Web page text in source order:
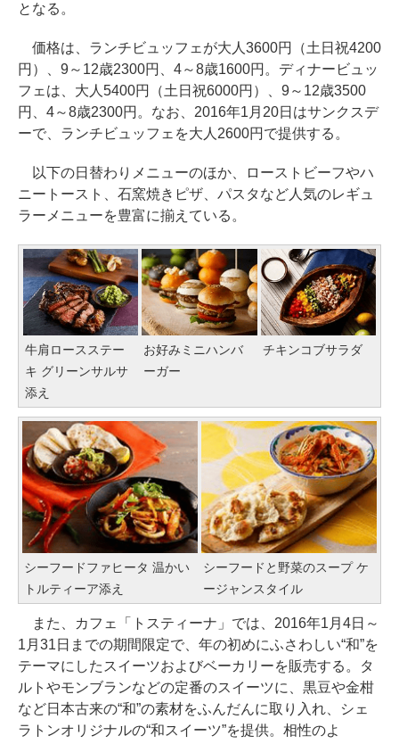
となる。
価格は、ランチビュッフェが大人3600円（土日祝4200
円）、9～12歳2300円、4～8歳1600円。ディナービュッ
フェは、大人5400円（土日祝6000円）、9～12歳3500
円、4～8歳2300円。なお、2016年1月20日はサンクスデ
ーで、ランチビュッフェを大人2600円で提供する。
以下の日替わりメニューのほか、ローストビーフやハ
ニートースト、石窯焼きピザ、パスタなど人気のレギュ
ラーメニューを豊富に揃えている。
牛肩ロースステー
キ グリーンサルサ
添え
お好みミニハンバ
ーガー
チキンコブサラダ
シーフードファヒータ 温かい
トルティーア添え
シーフードと野菜のスープ ケ
ージャンスタイル
また、カフェ「トスティーナ」では、2016年1月4日～
1月31日までの期間限定で、年の初めにふさわしい“和”を
テーマにしたスイーツおよびベーカリーを販売する。タ
ルトやモンブランなどの定番のスイーツに、黒豆や金柑
など日本古来の“和”の素材をふんだんに取り入れ、シェ
ラトンオリジナルの“和スイーツ”を提供。相性のよ